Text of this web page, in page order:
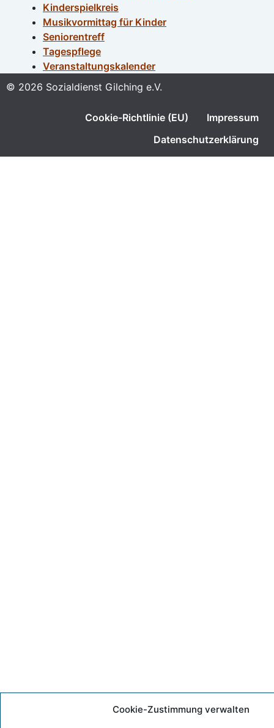
Cookie-Zustimmung verwalten
Kinderspielkreis
Musikvormittag für Kinder
Seniorentreff
Tagespflege
Veranstaltungskalender
© 2026 Sozialdienst Gilching e.V.
Cookie-Richtlinie (EU)
Impressum
Datenschutzerklärung